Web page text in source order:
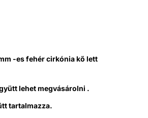
-es fehér cirkónia kő lett
lehet megvásárolni .
tartalmazza.